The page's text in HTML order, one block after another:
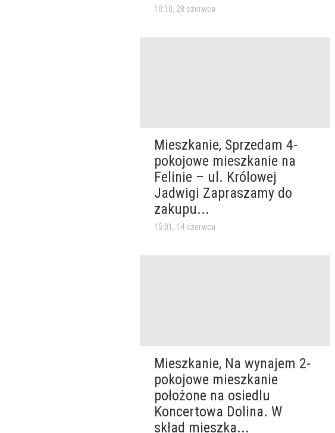
10:10, 28 czerwca
Mieszkanie, Sprzedam 4-
pokojowe mieszkanie na
Felinie – ul. Królowej
Jadwigi Zapraszamy do
zakupu...
15:01, 14 czerwca
Mieszkanie, Na wynajem 2-
pokojowe mieszkanie
położone na osiedlu
Koncertowa Dolina. W
skład mieszka...